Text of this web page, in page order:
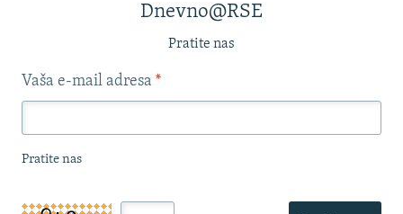
Dnevno@RSE
Pratite nas
Vaša e-mail adresa *
Pratite nas